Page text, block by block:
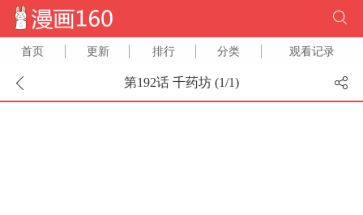
首页 更新 排行 分类 观看记录
第192话 千药坊 (1/1)